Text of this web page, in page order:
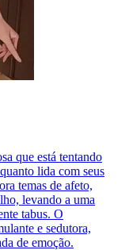
que está tentando
lida com seus
temas de afeto,
levando a uma
tabus. O
e sedutora,
de emoção.